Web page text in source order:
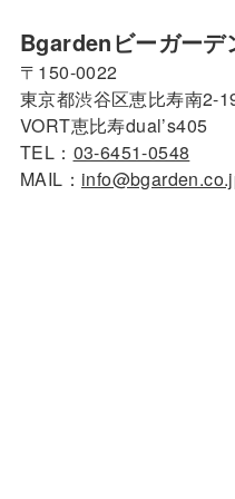
Bgardenビーガーデ
〒150-0022
東京都渋谷区恵比寿南2-
VORT恵比寿dual’s405
TEL： 03-6451-0548
MAIL：